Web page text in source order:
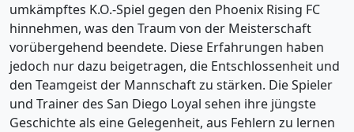
umkämpftes K.O.-Spiel gegen den Phoenix Rising FC
hinnehmen, was den Traum von der Meisterschaft
vorübergehend beendete. Diese Erfahrungen haben
jedoch nur dazu beigetragen, die Entschlossenheit und
den Teamgeist der Mannschaft zu stärken. Die Spieler
und Trainer des San Diego Loyal sehen ihre jüngste
Geschichte als eine Gelegenheit, aus Fehlern zu lernen